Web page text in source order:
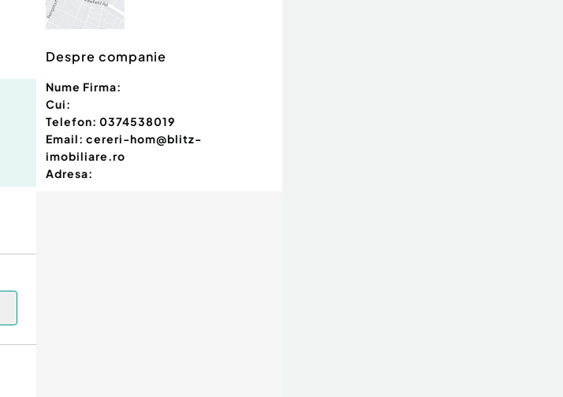
Despre companie
Nume Firma:
Cui:
Telefon: 0374538019
Email: cereri-hom@blitz-
imobiliare.ro
Adresa: